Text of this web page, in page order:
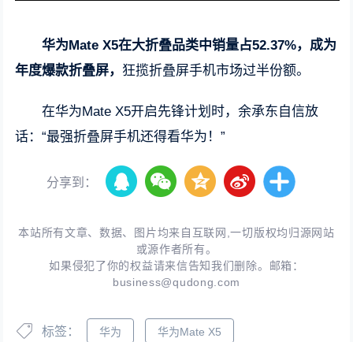
华为Mate X5在大折叠品类中销量占52.37%，成为
年度爆款折叠屏， 狂揽折叠屏手机市场过半份额。
在华为Mate X5开启先锋计划时，余承东自信放
话：“最强折叠屏手机还得看华为！”
分享到：
本站所有文章、数据、图片均来自互联网,一切版权均归源网站
或源作者所有。
如果侵犯了你的权益请来信告知我们删除。邮箱：
business@qudong.com
标签： 华为 华为Mate X5